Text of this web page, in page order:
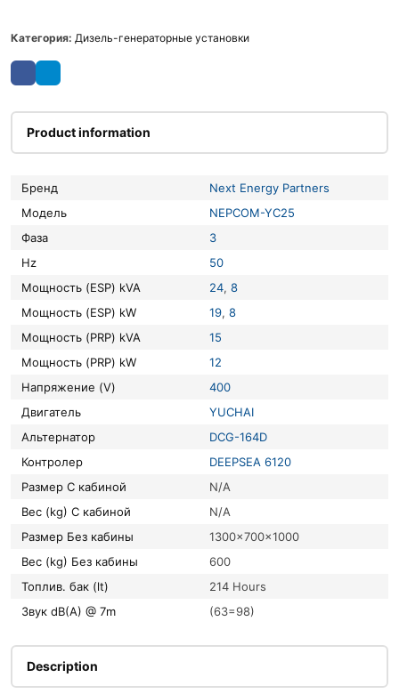
Категория: Дизель-генераторные установки
Product information
Бренд
Next Energy Partners
Модель
NEPCOM-YC25
Фаза
3
Hz
50
Мощность (ESP) kVA
24, 8
Мощность (ESP) kW
19, 8
Мощность (PRP) kVA
15
Мощность (PRP) kW
12
Напряжение (V)
400
Двигатель
YUCHAI
Альтернатор
DCG-164D
Контролер
DEEPSEA 6120
Размер С кабиной
N/A
Вес (kg) С кабиной
N/A
Размер Без кабины
1300x700x1000
Вес (kg) Без кабины
600
Топлив. бак (lt)
214 Hours
Звук dB(A) @ 7m
(63=98)
Description